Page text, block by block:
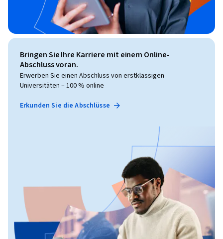
Bringen Sie Ihre Karriere mit einem Online-
Abschluss voran.
Erwerben Sie einen Abschluss von erstklassigen
Universitäten – 100 % online
Erkunden Sie die Abschlüsse